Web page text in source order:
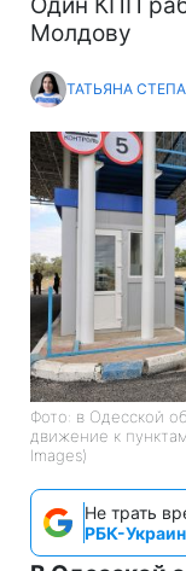
Молдову
ТАТЬЯНА
Фото: в Одесской
движение к
Images)
Не трать
РБК-